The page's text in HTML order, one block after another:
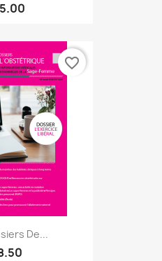
De...
favorite_border